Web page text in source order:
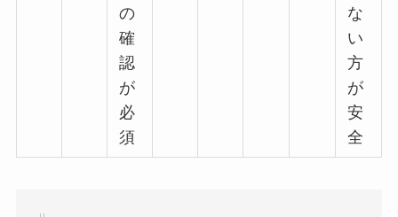
の
確
認
が
必
須
な
い
方
が
安
全